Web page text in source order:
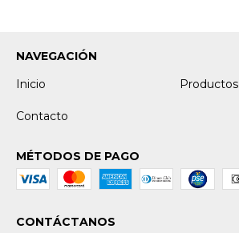
NAVEGACIÓN
Inicio
Productos
Contacto
MÉTODOS DE PAGO
CONTÁCTANOS